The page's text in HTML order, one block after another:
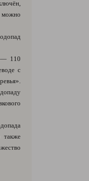
можно
— 110
с
также